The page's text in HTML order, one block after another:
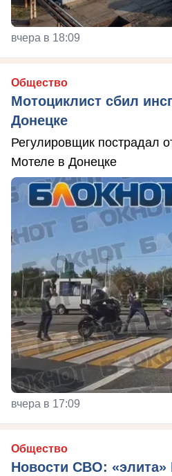
вчера в 18:09
Общество
Мотоциклист сбил
Донецке
Регулировщик пострадал
Мотеле в Донецке
вчера в 17:09
Общество
Новости СВО: